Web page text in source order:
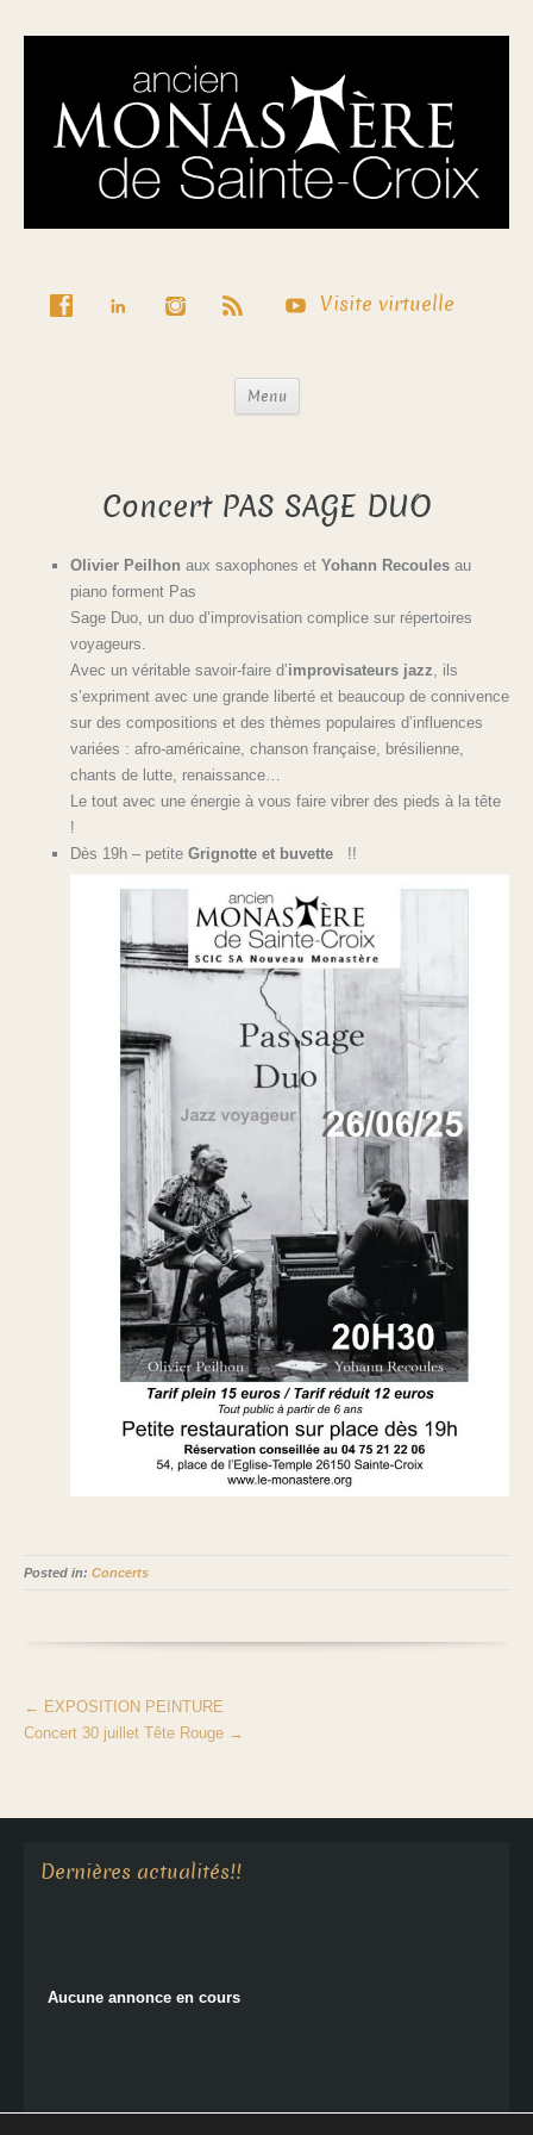
Visite virtuelle
Menu
Concert PAS SAGE DUO
Olivier Peilhon aux saxophones et Yohann Recoules au
piano forment Pas
Sage Duo, un duo d’improvisation complice sur répertoires
voyageurs.
Avec un véritable savoir-faire d’improvisateurs jazz , ils
s’expriment avec une grande liberté et beaucoup de connivence
sur des compositions et des thèmes populaires d’influences
variées : afro-américaine, chanson française, brésilienne,
chants de lutte, renaissance…
Le tout avec une énergie à vous faire vibrer des pieds à la tête
!
Dès 19h – petite Grignotte et buvette !!
Posted in: Concerts
← EXPOSITION PEINTURE
Concert 30 juillet Tête Rouge →
Dernières actualités!!
Aucune annonce en cours
Aucune annonce en cours